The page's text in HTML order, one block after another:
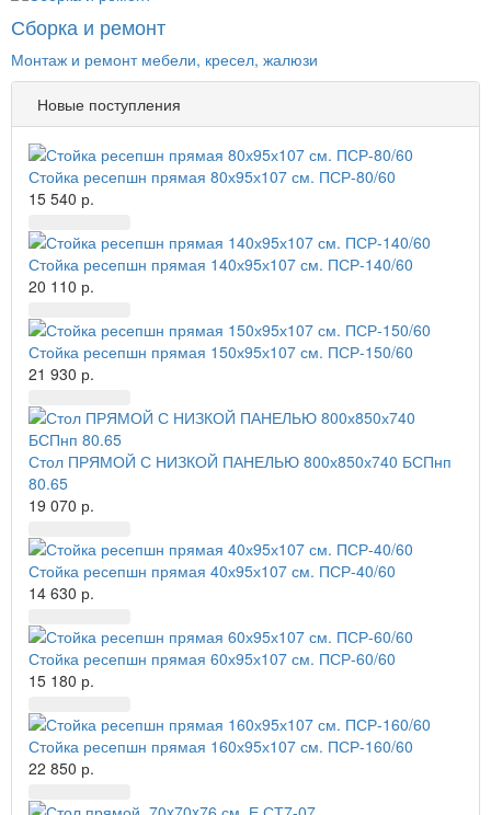
Сборка и ремонт
Монтаж и ремонт мебели, кресел, жалюзи
Новые поступления
Стойка ресепшн прямая 80х95х107 см. ПСР-80/60
15 540 р.
Стойка ресепшн прямая 140х95х107 см. ПСР-140/60
20 110 р.
Стойка ресепшн прямая 150х95х107 см. ПСР-150/60
21 930 р.
Стол ПРЯМОЙ С НИЗКОЙ ПАНЕЛЬЮ 800х850х740 БСПнп
80.65
19 070 р.
Стойка ресепшн прямая 40х95х107 см. ПСР-40/60
14 630 р.
Стойка ресепшн прямая 60х95х107 см. ПСР-60/60
15 180 р.
Стойка ресепшн прямая 160х95х107 см. ПСР-160/60
22 850 р.